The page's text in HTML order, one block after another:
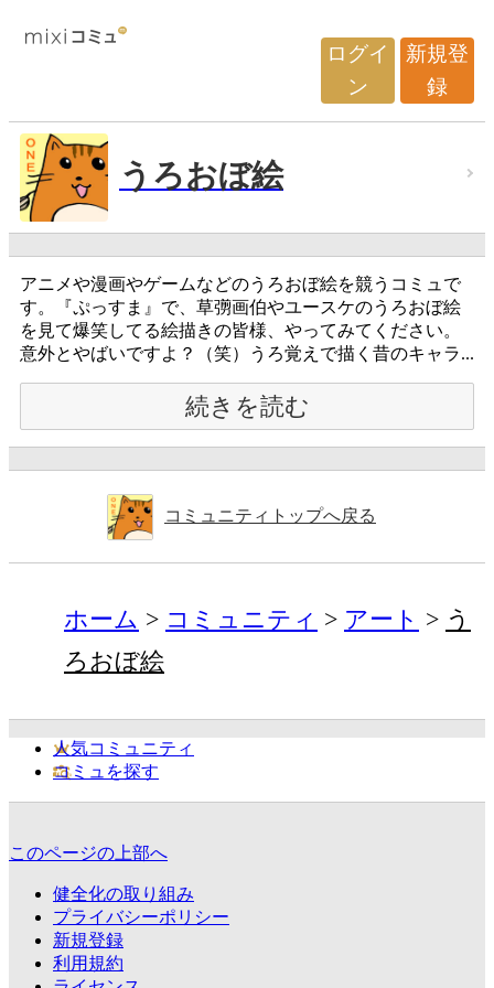
ログイ
ン
新規登
録
うろおぼ絵
アニメや漫画やゲームなどのうろおぼ絵を競うコミュで
す。『ぷっすま』で、草彅画伯やユースケのうろおぼ絵
を見て爆笑してる絵描きの皆様、やってみてください。
意外とやばいですよ？（笑）うろ覚えで描く昔のキャラ...
続きを読む
コミュニティトップへ戻る
ホーム コミュニティ アート
う
ろおぼ絵
人気コミュニティ
コミュを探す
このページの上部へ
健全化の取り組み
プライバシーポリシー
新規登録
利用規約